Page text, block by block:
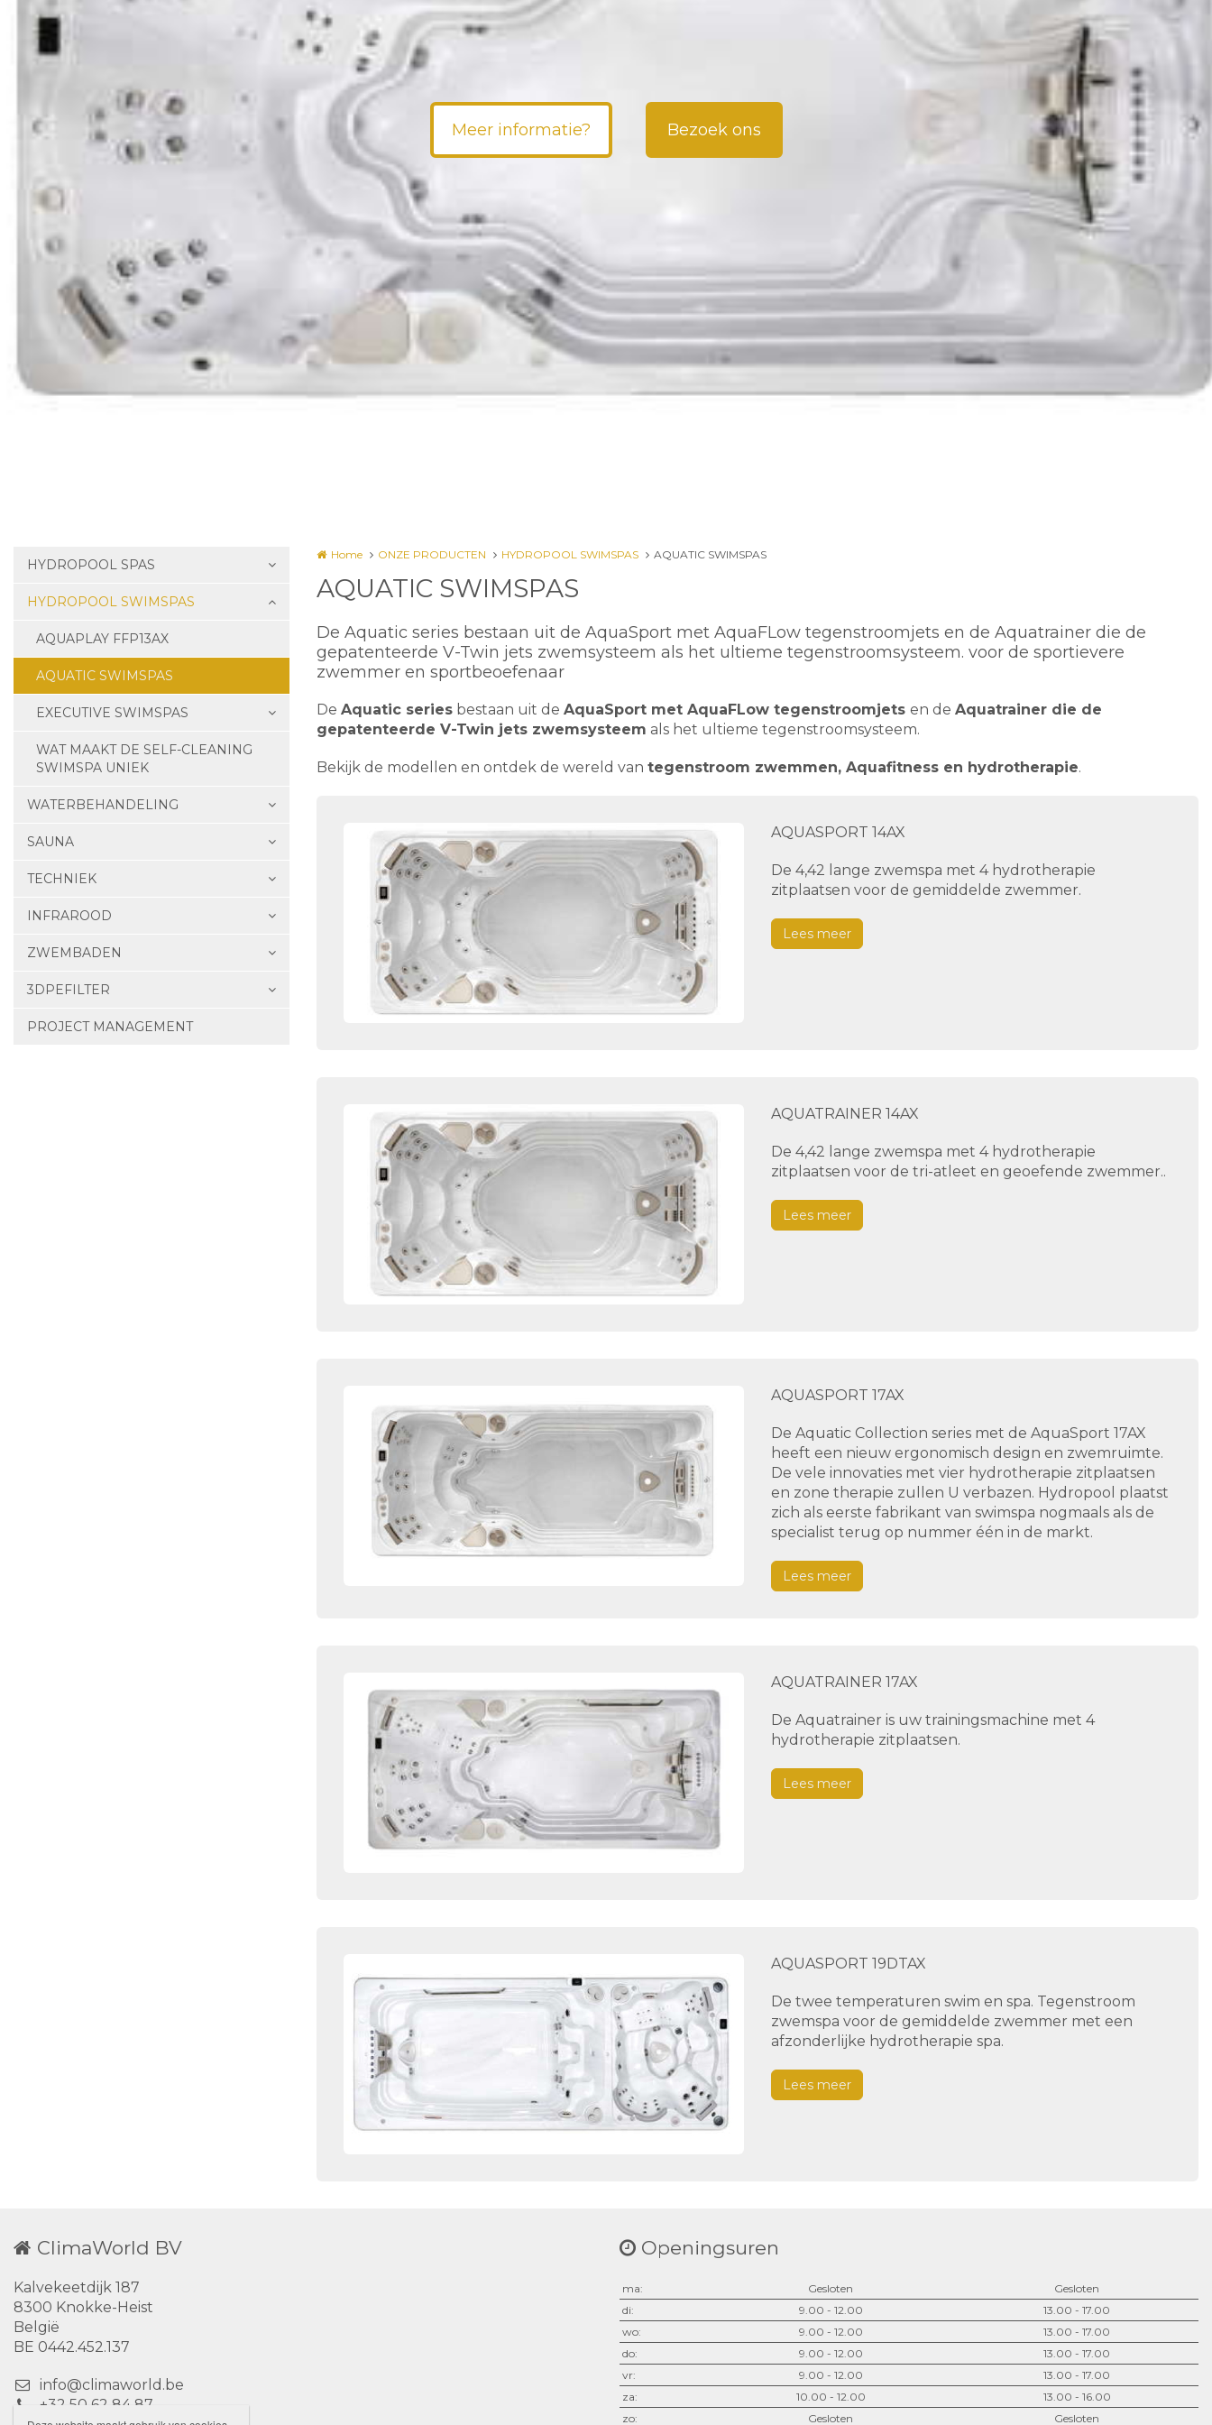
HYDROPOOL SPAS
HYDROPOOL SWIMSPAS
AQUAPLAY FFP13AX
AQUATIC SWIMSPAS
EXECUTIVE SWIMSPAS
WAT MAAKT DE SELF-CLEANING
SWIMSPA UNIEK
WATERBEHANDELING
SAUNA
TECHNIEK
INFRAROOD
ZWEMBADEN
3DPEFILTER
PROJECT MANAGEMENT
Home ONZE PRODUCTEN HYDROPOOL SWIMSPAS AQUATIC SWIMSPAS
AQUATIC SWIMSPAS
De Aquatic series bestaan uit de AquaSport met AquaFLow tegenstroomjets en de Aquatrainer die de
gepatenteerde V-Twin jets zwemsysteem als het ultieme tegenstroomsysteem. voor de sportievere
zwemmer en sportbeoefenaar
De Aquatic series bestaan uit de AquaSport met AquaFLow tegenstroomjets en de Aquatrainer die de
gepatenteerde V-Twin jets zwemsysteem als het ultieme tegenstroomsysteem.
Bekijk de modellen en ontdek de wereld van tegenstroom zwemmen, Aquafitness en hydrotherapie.
AQUASPORT 14AX
De 4,42 lange zwemspa met 4 hydrotherapie
zitplaatsen voor de gemiddelde zwemmer.
Lees meer
AQUATRAINER 14AX
De 4,42 lange zwemspa met 4 hydrotherapie
zitplaatsen voor de tri-atleet en geoefende zwemmer..
Lees meer
AQUASPORT 17AX
De Aquatic Collection series met de AquaSport 17AX
heeft een nieuw ergonomisch design en zwemruimte.
De vele innovaties met vier hydrotherapie zitplaatsen
en zone therapie zullen U verbazen. Hydropool plaatst
zich als eerste fabrikant van swimspa nogmaals als de
specialist terug op nummer één in de markt.
Lees meer
AQUATRAINER 17AX
De Aquatrainer is uw trainingsmachine met 4
hydrotherapie zitplaatsen.
Lees meer
AQUASPORT 19DTAX
De twee temperaturen swim en spa. Tegenstroom
zwemspa voor de gemiddelde zwemmer met een
afzonderlijke hydrotherapie spa.
Lees meer
ClimaWorld BV
Kalvekeetdijk 187
8300 Knokke-Heist
België
BE 0442.452.137
info@climaworld.be
+32 50 62 84 87
Openingsuren
ma: Gesloten
Gesloten
di:
9.00 - 12.00
13.00 - 17.00
wo:
9.00 - 12.00
13.00 - 17.00
do:
9.00 - 12.00
13.00 - 17.00
vr:
9.00 - 12.00
13.00 - 17.00
za:
10.00 - 12.00
13.00 - 16.00
zo:
Gesloten Gesloten